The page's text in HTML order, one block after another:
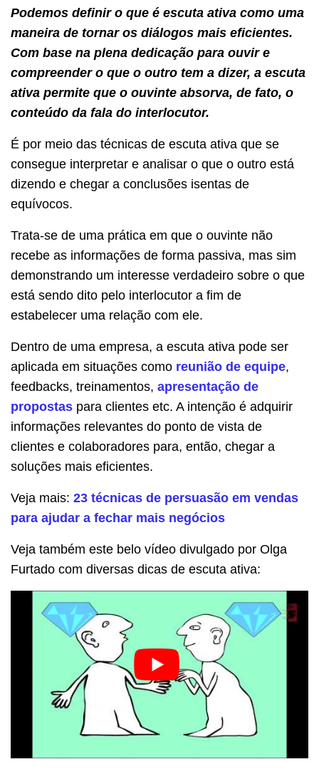
Podemos definir o que é escuta ativa como uma
maneira de tornar os diálogos mais eficientes.
Com base na plena dedicação para ouvir e
compreender o que o outro tem a dizer, a escuta
ativa permite que o ouvinte absorva, de fato, o
conteúdo da fala do interlocutor.
É por meio das técnicas de escuta ativa que se
consegue interpretar e analisar o que o outro está
dizendo e chegar a conclusões isentas de
equívocos.
Trata-se de uma prática em que o ouvinte não
recebe as informações de forma passiva, mas sim
demonstrando um interesse verdadeiro sobre o que
está sendo dito pelo interlocutor a fim de
estabelecer uma relação com ele.
Dentro de uma empresa, a escuta ativa pode ser
aplicada em situações como reunião de equipe,
feedbacks, treinamentos, apresentação de
propostas para clientes etc. A intenção é adquirir
informações relevantes do ponto de vista de
clientes e colaboradores para, então, chegar a
soluções mais eficientes.
Veja mais: 23 técnicas de persuasão em vendas
para ajudar a fechar mais negócios
Veja também este belo vídeo divulgado por Olga
Furtado com diversas dicas de escuta ativa: